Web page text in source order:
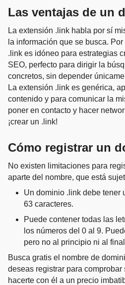
Las ventajas de un
La extensión .link habla por sí
la información que se busca.
.link es idóneo para estrategias
SEO, perfecto para dirigir la
concretos, sin depender
La extensión .link es genérica,
contenido y para comunicar la
poner en contacto y hacer
¡crear un .link!
Cómo registrar un
No existen limitaciones para
aparte del nombre, que está
Un dominio .link debe tener
63 caracteres.
Puede contener todas las
los números del 0 al 9.
pero no al principio ni al
Busca gratis el nombre de
deseas registrar para
hacerte con él a un precio